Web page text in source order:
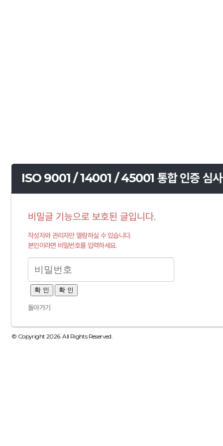
ISO 9001 / 14001 / 45001 통합 인증 심사
비밀글 기능으로 보호된 글입니다.
작성자와 관리자만 열람하실 수 있습니다.
본인이라면 비밀번호를 입력하세요.
확 인 확 인
돌아가기
© Copyright 2026. All Rights Reserved.